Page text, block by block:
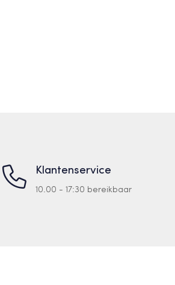
Klantenservice
10.00 - 17:30 bereikbaar